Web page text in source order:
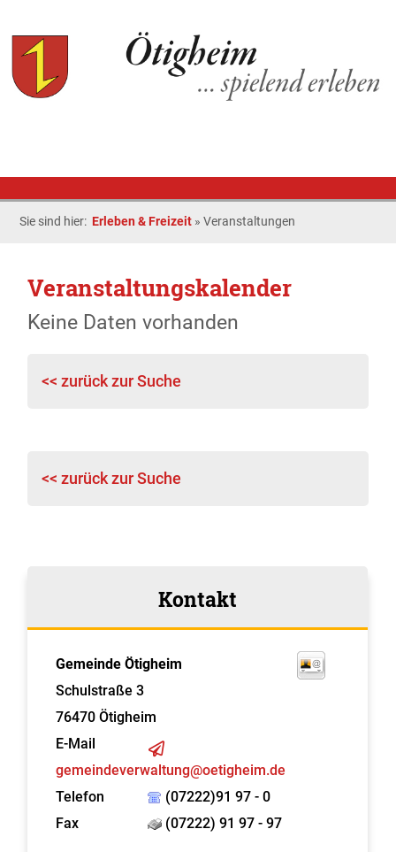
Sie sind hier: Erleben & Freizeit »Veranstaltungen
Veranstaltungskalender
Keine Daten vorhanden
<< zurück zur Suche
<< zurück zur Suche
Kontakt
Gemeinde Ötigheim
Schulstraße 3
76470 Ötigheim
E-Mail
gemeindeverwaltung@oetigheim.de
Telefon
(07222)91 97 - 0
Fax
(07222) 91 97 - 97